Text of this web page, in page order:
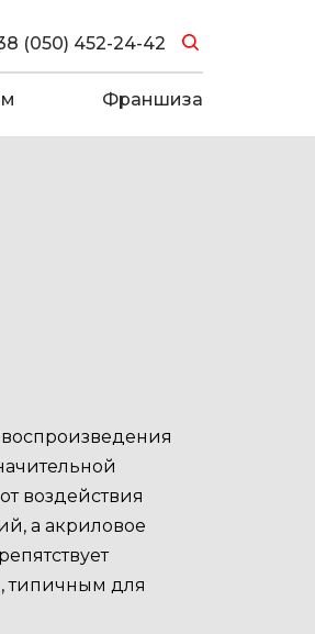
(050) 452-24-42
Франшиза
воздействия
а акриловое
типичным для